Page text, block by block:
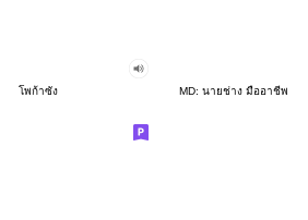
โพก้าซัง MD: นายช่าง มืออาชีพ